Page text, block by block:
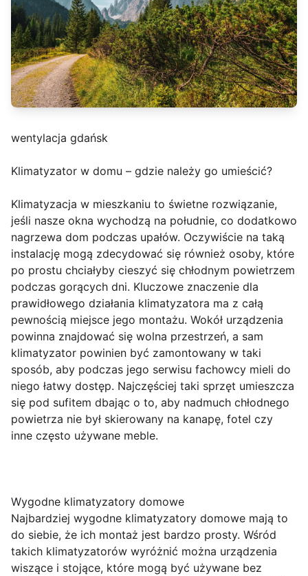
wentylacja gdańsk
Klimatyzator w domu – gdzie należy go umieścić?
Klimatyzacja w mieszkaniu to świetne rozwiązanie,
jeśli nasze okna wychodzą na południe, co dodatkowo
nagrzewa dom podczas upałów. Oczywiście na taką
instalację mogą zdecydować się również osoby, które
po prostu chciałyby cieszyć się chłodnym powietrzem
podczas gorących dni. Kluczowe znaczenie dla
prawidłowego działania klimatyzatora ma z całą
pewnością miejsce jego montażu. Wokół urządzenia
powinna znajdować się wolna przestrzeń, a sam
klimatyzator powinien być zamontowany w taki
sposób, aby podczas jego serwisu fachowcy mieli do
niego łatwy dostęp. Najczęściej taki sprzęt umieszcza
się pod sufitem dbając o to, aby nadmuch chłodnego
powietrza nie był skierowany na kanapę, fotel czy
inne często używane meble.
Wygodne klimatyzatory domowe
Najbardziej wygodne klimatyzatory domowe mają to
do siebie, że ich montaż jest bardzo prosty. Wśród
takich klimatyzatorów wyróżnić można urządzenia
wiszące i stojące, które mogą być używane bez